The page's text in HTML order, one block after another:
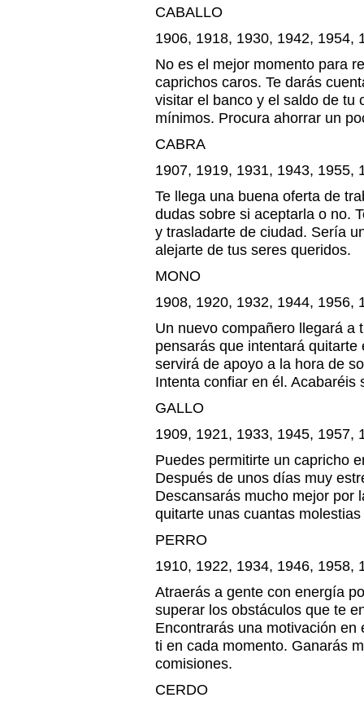
CABALLO
1906, 1918, 1930, 1942, 1954,
No es el mejor momento para
caprichos caros. Te darás
visitar el banco y el saldo de tu
mínimos. Procura ahorrar un
CABRA
1907, 1919, 1931, 1943, 1955,
Te llega una buena oferta de
dudas sobre si aceptarla o no.
y trasladarte de ciudad. Sería
alejarte de tus seres queridos.
MONO
1908, 1920, 1932, 1944, 1956,
Un nuevo compañero llegará a
pensarás que intentará
servirá de apoyo a la hora de
Intenta confiar en él. Acabaréis
GALLO
1909, 1921, 1933, 1945, 1957,
Puedes permitirte un capricho
Después de unos días muy
Descansarás mucho mejor por
quitarte unas cuantas
PERRO
1910, 1922, 1934, 1946, 1958,
Atraerás a gente con energía
superar los obstáculos que te
Encontrarás una motivación
ti en cada momento. Ganarás
comisiones.
CERDO